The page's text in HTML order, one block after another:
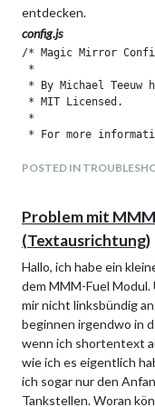
entdecken.
config.js
/* Magic Mirror
*
* By Michael
* MIT Licensed.
*
* For more
*
var config = {
	address: "0.0.0.0", // Address to listen on, can be:
	                      // - "localhost", "127.0.0.1", "::1" to listen on loopback interface
	                      // - another specific IPv4/6 to listen on a specific interface
	                      // - "0.0.0.0", "::" to listen on any interface
	port: 8080,
	ipWhitelist: ["127.0.0.1", "192.168.2.??", "192.168.2.??"], // Set [] to allow all IP addresses
	                                                       // or add a specific IPv4 of 192.168.1.5 :
	                                                       // ["127.0.0.1", "::ffff:127.0.0.1", "::1", "::ffff:192.168.1.5"],
	                                                       // or IPv4 range of 192.168.3.0 --> 192.168.3.15 use CIDR format :
	                                                       // ["127.0.0.1", "::ffff:127.0.0.1", "::1", "::ffff:192.168.3.0/28"],
POSTED IN
Problem mit
(Textausrichtung)
Hallo, ich habe ein
dem MMM-Fuel Modul.
mir nicht linksbündig
beginnen irgendwo in
wenn ich shortentext
wie ich es eigentlich
ich sogar nur den
Tankstellen. Woran